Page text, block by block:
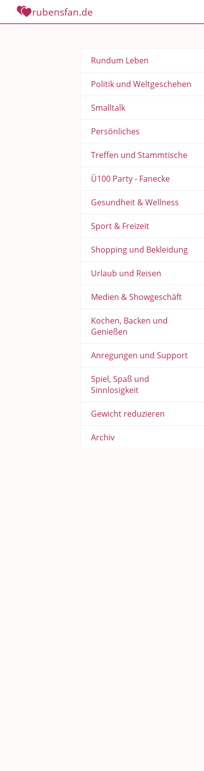
rubensfan.de
Rundum Leben
Politik und Weltgeschehen
Smalltalk
Persönliches
Treffen und Stammtische
Ü100 Party - Fanecke
Gesundheit & Wellness
Sport & Freizeit
Shopping und Bekleidung
Urlaub und Reisen
Medien & Showgeschäft
Kochen, Backen und
Genießen
Anregungen und Support
Spiel, Spaß und
Sinnlosigkeit
Gewicht reduzieren
Archiv